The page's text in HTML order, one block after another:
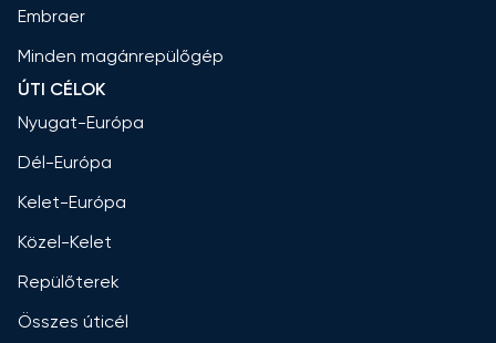
Embraer
Minden magánrepülőgép
ÚTI CÉLOK
Nyugat-Európa
Dél-Európa
Kelet-Európa
Közel-Kelet
Repülőterek
Összes úticél